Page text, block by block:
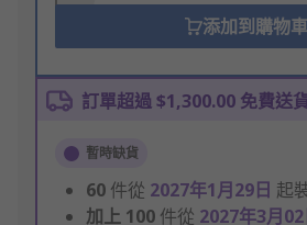
添加到購物車
訂單超過 $1,300.00 免費送
暫時缺貨
60 件從 2027年1月29日 起
加上 100 件從 2027年3月02